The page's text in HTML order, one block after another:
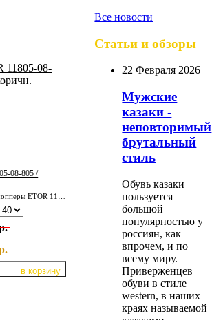
08-805 /
Все новости
Статьи и обзоры
22 Февраля 2026
Мужские
казаки -
неповторимый
брутальный
стиль
Обувь казаки
пользуется
большой
популярностью у
россиян, как
впрочем, и по
всему миру.
Приверженцев
обуви в стиле
western, в наших
краях называемой